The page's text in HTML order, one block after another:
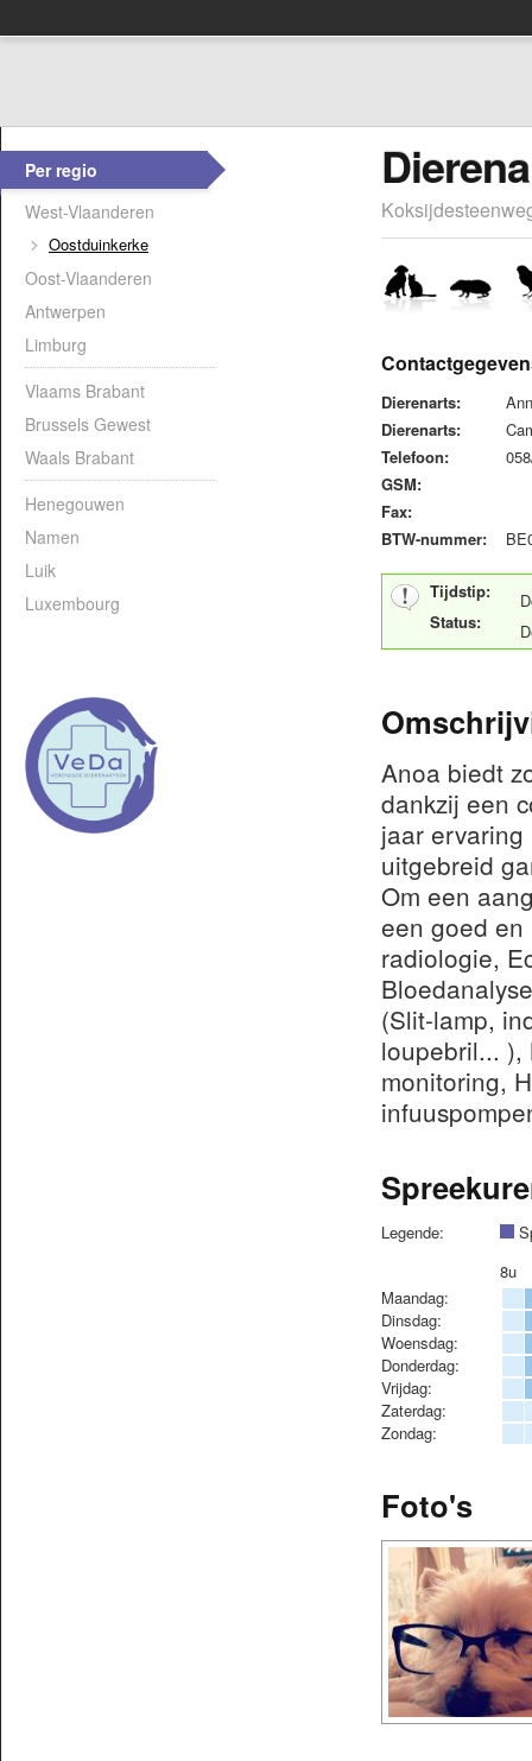
Per regio
West-Vlaanderen
Oostduinkerke
Oost-Vlaanderen
Antwerpen
Limburg
Vlaams Brabant
Brussels Gewest
Waals Brabant
Henegouwen
Namen
Luik
Luxembourg
Dierenarts:
Dierenarts:
Telefoon:
GSM:
Fax:
BTW-nummer:
Tijdstip:
Status:
Anoa biedt
dankzij een
jaar
uitgebreid
Om een
een goed en
radiologie,
(Slit-lamp,
loupebril... ),
monitoring,
Legende:
8u
Maandag:
Dinsdag:
Woensdag:
Donderdag:
Vrijdag:
Zaterdag:
Zondag:
Foto's